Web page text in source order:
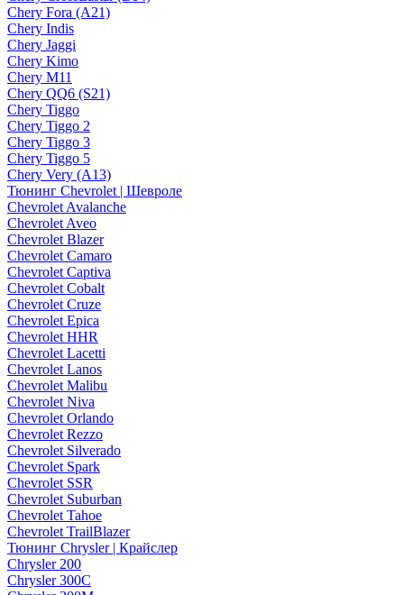
Chery Fora (A21)
Chery Indis
Chery Jaggi
Chery Kimo
Chery M11
Chery QQ6 (S21)
Chery Tiggo
Chery Tiggo 2
Chery Tiggo 3
Chery Tiggo 5
Chery Very (A13)
Тюнинг Chevrolet | Шевроле
Chevrolet Avalanche
Chevrolet Aveo
Chevrolet Blazer
Chevrolet Camaro
Chevrolet Captiva
Chevrolet Cobalt
Chevrolet Cruze
Chevrolet Epica
Chevrolet HHR
Chevrolet Lacetti
Chevrolet Lanos
Chevrolet Malibu
Chevrolet Niva
Chevrolet Orlando
Chevrolet Rezzo
Chevrolet Silverado
Chevrolet Spark
Chevrolet SSR
Chevrolet Suburban
Chevrolet Tahoe
Chevrolet TrailBlazer
Тюнинг Chrysler | Крайслер
Chrysler 200
Chrysler 300C